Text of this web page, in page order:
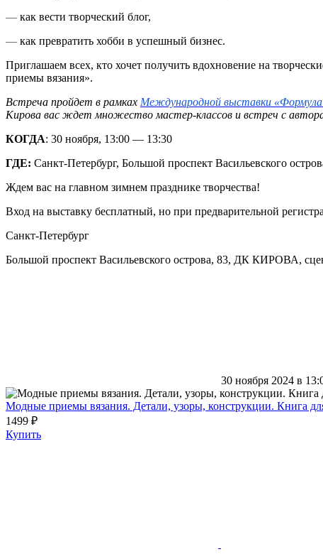
— как вести творческий блог,
— как превратить хобби в успешный бизнес.
Приглашаем всех, кто хочет получить вдохновение на
приемы вязания».
Встреча пройдет в рамках Международной выставки «Формула
Кирова вас ждет множество мастер-классов и встреч с
КОГДА: 30 ноября, 13:00 — 13:30
ГДЕ: Санкт-Петербург, Большой проспект Васильевского
Ждем вас на главном зимнем празднике творчества!
Вход на выставку бесплатный, но при предварительной
Санкт-Петербург
Большой проспект Васильевского острова, 83, ДК КИРОВА,
30 ноября 2024 в
Модные приемы вязания. Детали, узоры, конструкции. Книга
1499 ₽
Купить